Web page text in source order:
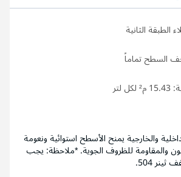
والخارجية يمنح الأسطح استوائية ونعومة
والمقاومة للظروف الجوية. *ملاحظة: يجب
504.